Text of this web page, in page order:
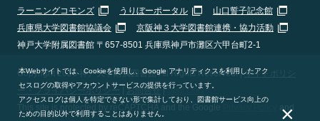
ラーニングコモンズ
うりぼーポータル
山口誓子記念館
兵庫県大学図書館協議会
京阪神３大学図書館連携・協力活動
神戸大学附属図書館 〒657-8501 兵庫県神戸市灘区六甲台町2-1
Copyright 2026 神戸大学附属図書館 All Rights Reserved. |サイトポリシ
ー・プライバシーポリシー
お問合せ| Staff Only
This site is protected by reCAPTCHA and the Google
and
本Webサイトでは、Cookieを使用し、Google アナリティクスを利用したアク
セスログの取得やアカウントサービスの提供を行っています。
アクセスログは個人を特定できない形で集計しており、図書館サービス向上の
ための目的以外で利用することはありません。
×